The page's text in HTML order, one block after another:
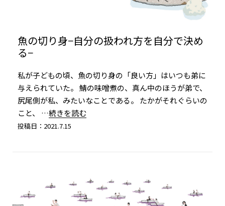
魚の切り身−自分の扱われ方を自分で決め
る−
私が子どもの頃、魚の切り身の「良い方」はいつも弟に
与えられていた。 鯖の味噌煮の、真ん中のほうが弟で、
尻尾側が私、みたいなことである。 たかがそれぐらいの
こと、 …続きを読む
投稿日：2021.7.15